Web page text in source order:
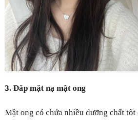
3. Đắp mặt nạ mật ong
Mật ong có chứa nhiều dưỡng chất tốt